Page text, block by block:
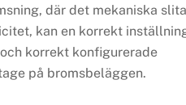
där det mekaniska
kan en korrekt
korrekt konfigurerade
på bromsbeläggen.